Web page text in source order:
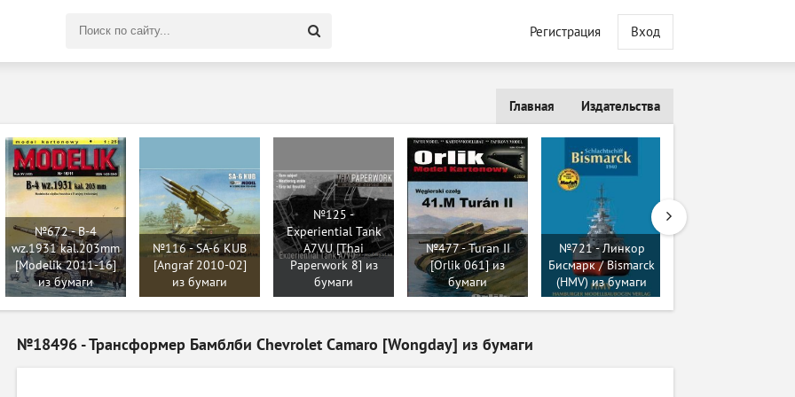
Регистрация Вход
Издательства
Главная
№672 - B-4
wz.1931 kal.203mm
[Modelik 2011-16]
из бумаги
№116 - SA-6 KUB
[Angraf 2010-02]
из бумаги
№125 -
Experiential Tank
A7VU [Thai
Paperwork 8] из
бумаги
№477 - Turan II
[Orlik 061] из
бумаги
№721 - Линкор
Бисмарк / Bismarck
(HMV) из бумаги
№677 - Плавающий
№18496 - Трансформер Бамблби Chevrolet Camaro [Wongday] из бумаги